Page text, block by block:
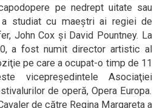
pe nedrept uitate sau
a studiat cu maeștri ai regiei de
John Cox şi David Pountney. La
a fost numit director artistic al
pe care a ocupat-o timp de 11
vicepreşedintele Asociaţiei
de operă, Opera Europa.
de către Regina Margareta a